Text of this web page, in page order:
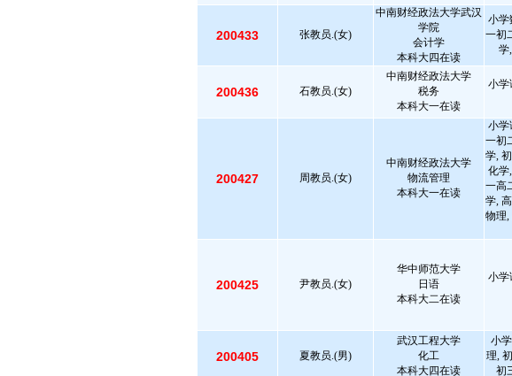
200433 张教员.(女)
中南财经政法大学武汉
学院
会计学
本科大四在读
小学
一初
学
200436 石教员.(女)
中南财经政法大学
税务
本科大一在读
小学
200427 周教员.(女)
中南财经政法大学
物流管理
本科大一在读
小学
一初
学,
化学
一高
学,
物理,
200425 尹教员.(女)
华中师范大学
日语
本科大二在读
小学
200405 夏教员.(男)
武汉工程大学
化工
本科大四在读
小
理,
初